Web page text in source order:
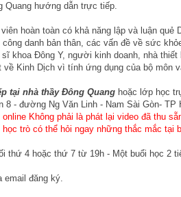
Quang hướng dẫn trực tiếp.
hoàn toàn có khả năng lập và luận quẻ
danh bản thân, các vấn đề về sức
khoa Đông Y, người kinh doanh, nhà
Kinh Dịch vì tính ứng dụng của bộ môn
tại nhà thầyĐông Quang hoặc lớp học
8 - đường Ng Văn Linh - Nam Sài Gòn- TP
Không phải là phát lại video đã thu
trò có thể hỏi ngay những thắc mắc tại
thứ 4 hoặc thứ 7 từ 19h - Một buổi học 2
email đăng ký.